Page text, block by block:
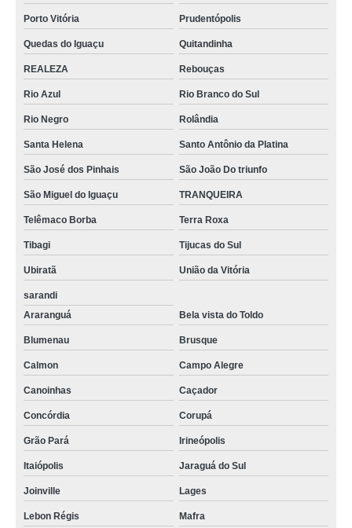
Porto Vitória Prudentópolis
Quedas do Iguaçu Quitandinha
REALEZA Rebouças
Rio Azul Rio Branco do Sul
Rio Negro Rolândia
Santa Helena Santo Antônio da Platina
São José dos Pinhais São João Do triunfo
São Miguel do Iguaçu TRANQUEIRA
Telêmaco Borba Terra Roxa
Tibagi Tijucas do Sul
Ubiratã União da Vitória
sarandi
Araranguá
Bela vista do Toldo
Blumenau Brusque
Calmon Campo Alegre
Canoinhas Caçador
Concórdia Corupá
Grão Pará Irineópolis
Itaiópolis Jaraguá do Sul
Joinville Lages
Lebon Régis Mafra